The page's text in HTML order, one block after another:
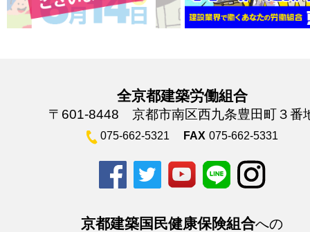
全京都建築労働組合
〒601-8448 京都市南区西九条豊田町３番
075-662-5321 FAX 075-662-5331
京都建築国民健康保険組合への